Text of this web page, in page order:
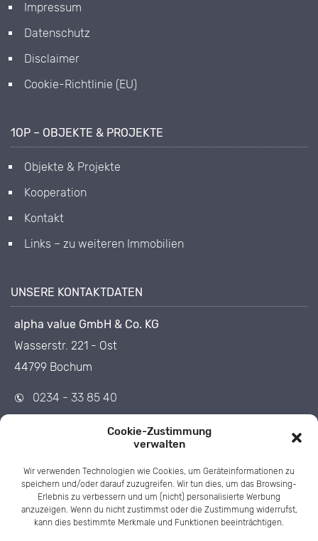
Cookie-Zustimmung
verwalten
Wir verwenden Technologien wie Cookies, um Geräteinformationen zu
speichern und/oder darauf zuzugreifen. Wir tun dies, um das Browsing-
Erlebnis zu verbessern und um (nicht) personalisierte Werbung
anzuzeigen. Wenn du nicht zustimmst oder die Zustimmung widerrufst,
kann dies bestimmte Merkmale und Funktionen beeinträchtigen.
Impressum
Datenschutz
Disclaimer
Cookie-Richtlinie (EU)
1OP – OBJEKTE & PROJEKTE
Objekte & Projekte
Kooperation
Kontakt
Links – zu weiteren Immobilien
UNSERE KONTAKTDATEN
alpha value GmbH & Co. KG
Wasserstr. 221 - Ost
44799 Bochum
0234 - 33 85 40